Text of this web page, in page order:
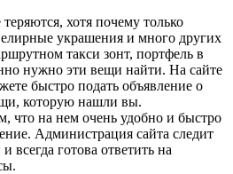
хотя почему только
украшения и много других
такси зонт, портфель в
нужно эти вещи найти. На сайте
быстро подать объявление о
которую нашли вы.
что на нем очень удобно и быстро
Администрация сайта следит
всегда готова ответить на